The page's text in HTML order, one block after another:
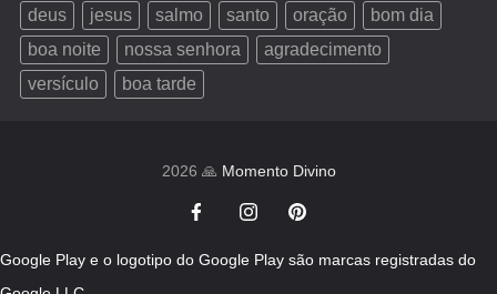
deus jesus salmo santo oração
bom dia
boa noite
nossa senhora
agradecimento
versículo
boa tarde
2026 🙏 Momento Divino
Google Play e o logotipo do Google Play são marcas registradas do